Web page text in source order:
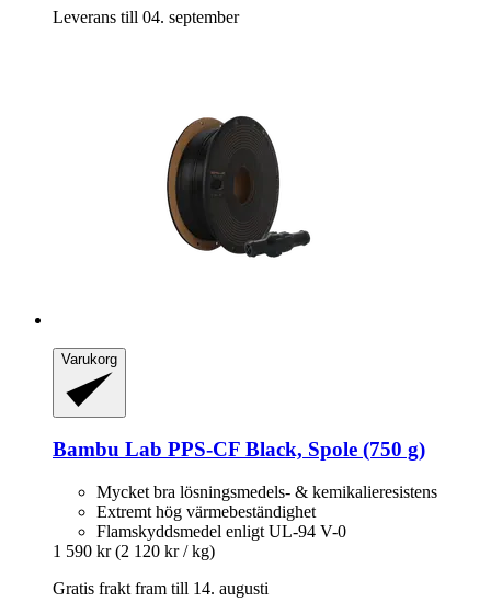
Leverans till 04. september
Varukorg
Bambu Lab PPS-​CF Black, Spole (750 g)
Mycket bra lösningsmedels- & kemikalieresistens
Extremt hög värmebeständighet
Flamskyddsmedel enligt UL-94 V-0
1 590 kr (2 120 kr / kg)
Gratis frakt fram till 14. augusti